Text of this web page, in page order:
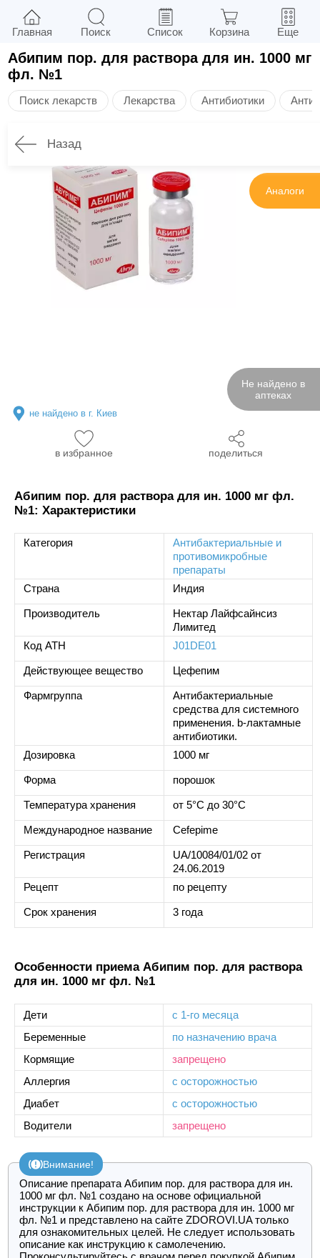
Абипим пор. для раствора для ин. 1000 мг
фл. №1
Поиск лекарств Лекарства Антибиотики
Назад
Аналоги
Не найдено в
аптеках
не найдено в г. Киев
в избранное поделиться
Абипим пор. для раствора для ин. 1000 мг фл.
№1: Характеристики
Категория
Антибактериальные и
противомикробные
препараты
Страна
Индия
Производитель
Нектар Лайфсайнсиз
Лимитед
Код ATH
J01DE01
Действующее вещество Цефепим
Фармгруппа
Антибактериальные
средства для системного
применения. b-лактамные
антибиотики.
Дозировка
1000 мг
Форма порошок
Температура хранения от 5°C до 30°C
Международное название Cefepime
Регистрация
UA/10084/01/02 от
24.06.2019
Рецепт
по рецепту
Срок хранения 3 года
Особенности приема Абипим пор. для раствора
для ин. 1000 мг фл. №1
Дети
с 1-го месяца
Беременные
по назначению врача
Кормящие
запрещено
Аллергия
с осторожностью
Диабет
с осторожностью
Водители
запрещено
Внимание!
Описание препарата Абипим пор. для раствора для ин.
1000 мг фл. №1 создано на основе официальной
инструкции к Абипим пор. для раствора для ин. 1000 мг
фл. №1 и представлено на сайте ZDOROVI.UA только
для ознакомительных целей. Не следует использовать
описание как инструкцию к самолечению.
Главная Поиск Список Корзина Еще